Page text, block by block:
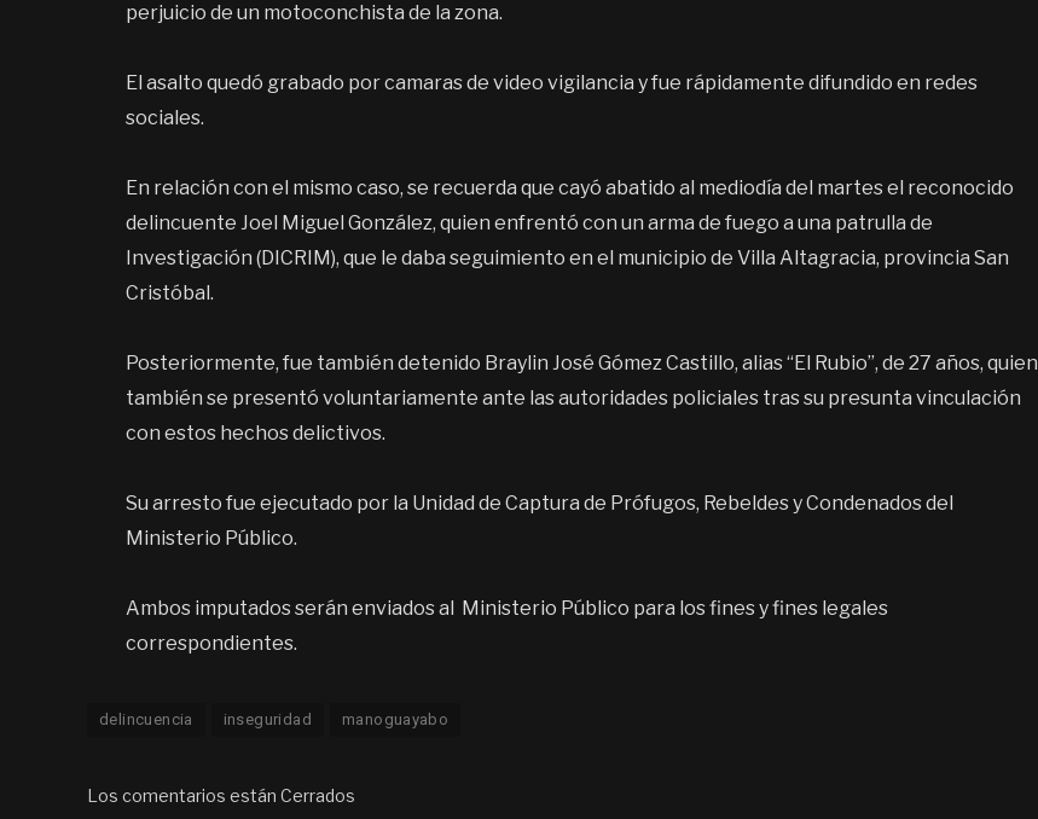
perjuicio de un motoconchista de la zona.
El asalto quedó grabado por camaras de video vigilancia y fue rápidamente difundido en redes
sociales.
En relación con el mismo caso, se recuerda que cayó abatido al mediodía del martes el reconocido
delincuente Joel Miguel González, quien enfrentó con un arma de fuego a una patrulla de
Investigación (DICRIM), que le daba seguimiento en el municipio de Villa Altagracia, provincia San
Cristóbal.
Posteriormente, fue también detenido Braylin José Gómez Castillo, alias “El Rubio”, de 27 años, quien
también se presentó voluntariamente ante las autoridades policiales tras su presunta vinculación
con estos hechos delictivos.
Su arresto fue ejecutado por la Unidad de Captura de Prófugos, Rebeldes y Condenados del
Ministerio Público.
Ambos imputados serán enviados al Ministerio Público para los fines y fines legales
correspondientes.
delincuencia inseguridad manoguayabo
Los comentarios están Cerrados